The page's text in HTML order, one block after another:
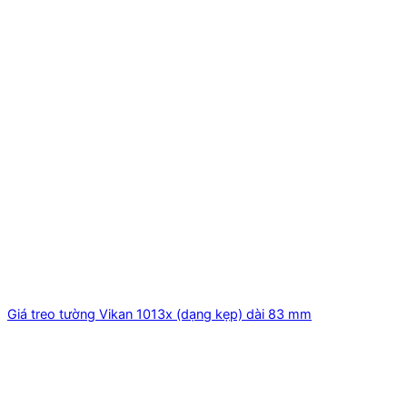
Giá treo tường Vikan 1013x (dạng kẹp) dài 83 mm